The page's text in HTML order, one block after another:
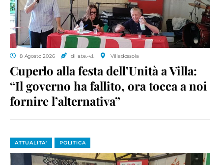
8 Agosto 2026 di a.te.-v.l. Villadossola
Cuperlo alla festa dell’Unità a Villa:
“Il governo ha fallito, ora tocca a noi
fornire l’alternativa”
ATTUALITA' POLITICA